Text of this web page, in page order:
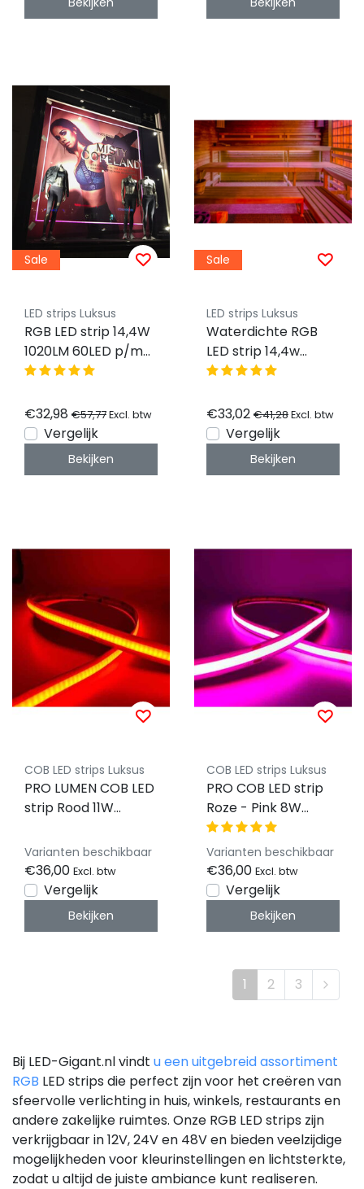
Sale
LED strips Luksus
RGB LED strip 14,4W
1020LM 60LED p/m
IP20 12vdc - 5 meter
€32,98 €57,77Excl. btw
Vergelijk
Bekijken
Sale
LED strips Luksus
Waterdichte RGB
LED strip 14,4w
1020LM 60LED p/m
€33,02 €41,28Excl. btw
Vergelijk
Bekijken
COB LED strips Luksus
PRO LUMEN COB LED
strip Rood 11W
p/m 24VDC IP20 - 5
meter
Varianten beschikbaar
€36,00 Excl. btw
Vergelijk
Bekijken
COB LED strips Luksus
PRO COB LED strip
Roze - Pink 8W
1050LM 480 LED’s
p/m 24VDC IP20 - 5
meter
Varianten beschikbaar
€36,00 Excl. btw
Vergelijk
Bekijken
1 2 3
Bij LED-Gigant.nl vindt u een uitgebreid assortiment
RGB LED strips die perfect zijn voor het creëren van
sfeervolle verlichting in huis, winkels, restaurants en
andere zakelijke ruimtes. Onze RGB LED strips zijn
verkrijgbaar in 12V, 24V en 48V en bieden veelzijdige
mogelijkheden voor kleurinstellingen en lichtsterkte,
zodat u altijd de juiste ambiance kunt realiseren.